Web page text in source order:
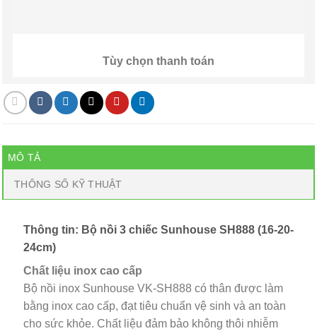
Tùy chọn thanh toán
MÔ TẢ
THÔNG SỐ KỸ THUẬT
Thông tin: Bộ nồi 3 chiếc Sunhouse SH888 (16-20-
24cm)
Chất liệu inox cao cấp
Bộ nồi inox Sunhouse VK-SH888 có thân được làm
bằng inox cao cấp, đạt tiêu chuẩn vệ sinh và an toàn
cho sức khỏe. Chất liệu đảm bảo không thôi nhiễm